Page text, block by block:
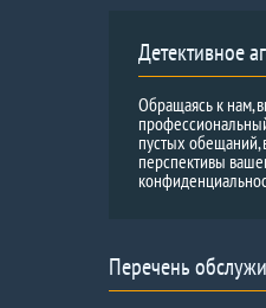
Детективное
Обращаясь к нам,
пустых обещаний,
перспективы
Перечень